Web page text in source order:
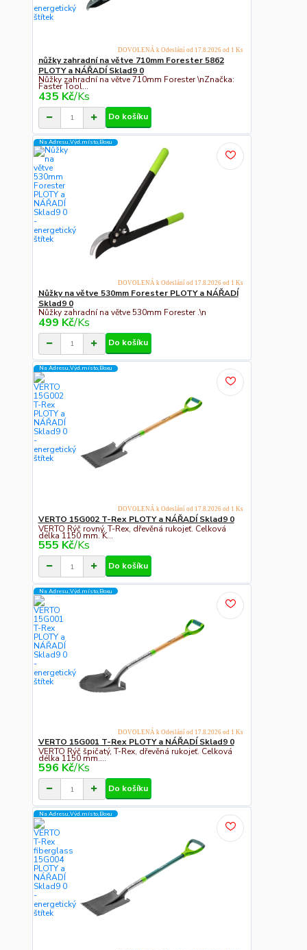
nůžky zahradní na větve 710mm Forester 5862
PLOTY a NÁŘADÍ Sklad9 0
Nůžky zahradní na větve 710mm Forester \nZnačka:
Faster Tool...
435 Kč/Ks
DOVOLENÁ k Odeslání od 17.8.2026 od 1 Ks
Do košíku
Na Adresu,Výd.místo,Boxu
Nůžky na větve 530mm Forester PLOTY a NÁŘADÍ
Sklad9 0
Nůžky zahradní na větve 530mm Forester .\n
499 Kč/Ks
DOVOLENÁ k Odeslání od 17.8.2026 od 1 Ks
Do košíku
Na Adresu,Výd.místo,Boxu
VERTO 15G002 T-Rex PLOTY a NÁŘADÍ Sklad9 0
VERTO Rýč rovný, T-Rex, dřevěná rukojeť. Celková
délka 1150 mm. K...
555 Kč/Ks
DOVOLENÁ k Odeslání od 17.8.2026 od 1 Ks
Do košíku
Na Adresu,Výd.místo,Boxu
VERTO 15G001 T-Rex PLOTY a NÁŘADÍ Sklad9 0
VERTO Rýč špičatý, T-Rex, dřevěná rukojeť. Celková
délka 1150 mm....
596 Kč/Ks
DOVOLENÁ k Odeslání od 17.8.2026 od 1 Ks
Do košíku
Na Adresu,Výd.místo,Boxu